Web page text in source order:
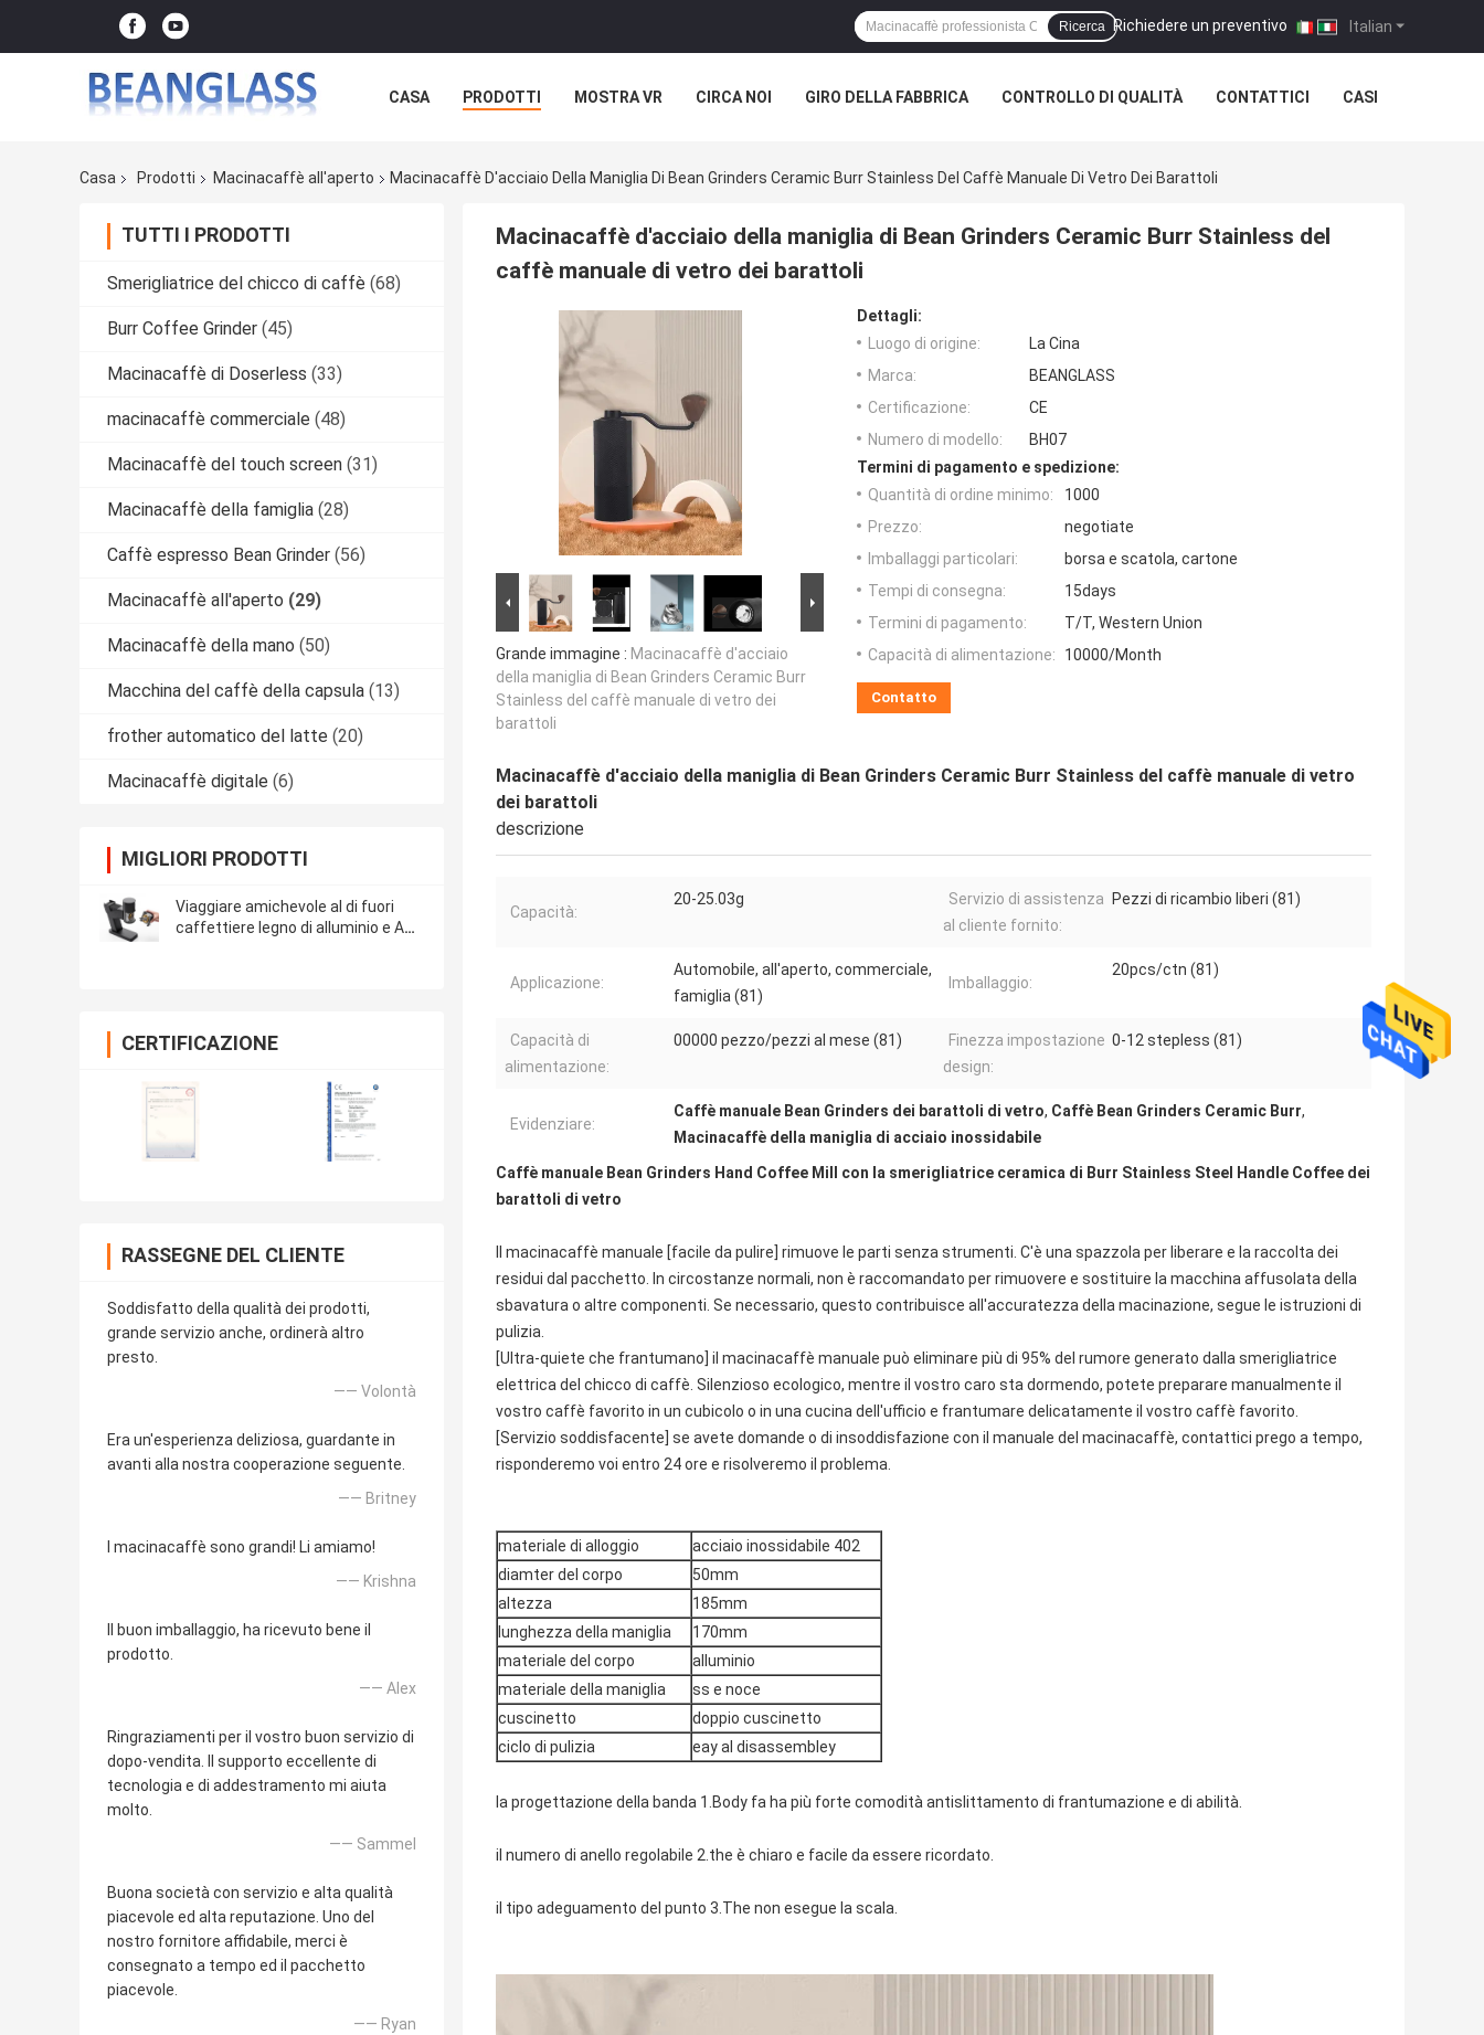
Italian
Richiedere un preventivo |
Ricerca
CASA PRODOTTI MOSTRA VR CIRCA NOI GIRO DELLA FABBRICA CONTROLLO DI QUALITÀ CONTATTICI CASI
Casa Prodotti Macinacaffè all'aperto Macinacaffè D'acciaio Della Maniglia Di Bean Grinders Ceramic Burr Stainless Del Caffè Manuale Di Vetro Dei Barattoli
TUTTI I PRODOTTI
Smerigliatrice del chicco di caffè (68)
Burr Coffee Grinder (45)
Macinacaffè di Doserless (33)
macinacaffè commerciale (48)
Macinacaffè del touch screen (31)
Macinacaffè della famiglia (28)
Caffè espresso Bean Grinder (56)
Macinacaffè all'aperto (29)
Macinacaffè della mano (50)
Macchina del caffè della capsula (13)
frother automatico del latte (20)
Macinacaffè digitale (6)
MIGLIORI PRODOTTI
Viaggiare amichevole al di fuori
caffettiere legno di alluminio e ABS
CERTIFICAZIONE
RASSEGNE DEL CLIENTE
Soddisfatto della qualità dei prodotti,
grande servizio anche, ordinerà altro
presto.
—— Volontà
Era un'esperienza deliziosa, guardante in
avanti alla nostra cooperazione seguente.
—— Britney
I macinacaffè sono grandi! Li amiamo!
—— Krishna
Il buon imballaggio, ha ricevuto bene il
prodotto.
—— Alex
Ringraziamenti per il vostro buon servizio di
dopo-vendita. Il supporto eccellente di
tecnologia e di addestramento mi aiuta
molto.
—— Sammel
Buona società con servizio e alta qualità
piacevole ed alta reputazione. Uno del
nostro fornitore affidabile, merci è
consegnato a tempo ed il pacchetto
piacevole.
—— Ryan
Macinacaffè d'acciaio della maniglia di Bean Grinders Ceramic Burr Stainless del
caffè manuale di vetro dei barattoli
Grande immagine : Macinacaffè d'acciaio
della maniglia di Bean Grinders Ceramic Burr
Stainless del caffè manuale di vetro dei
barattoli
Dettagli:
Luogo di origine:
La Cina
Marca:
BEANGLASS
Certificazione:
CE
Numero di modello:
BH07
Termini di pagamento e spedizione:
Quantità di ordine minimo:
1000
Prezzo:
negotiate
Imballaggi particolari:
borsa e scatola, cartone
Tempi di consegna:
15days
Termini di pagamento:
T/T, Western Union
Capacità di alimentazione:
10000/Month
Contatto
Macinacaffè d'acciaio della maniglia di Bean Grinders Ceramic Burr Stainless del caffè manuale di vetro
dei barattoli
descrizione
Capacità:
20-25.03g
Servizio di assistenza
al cliente fornito:
Pezzi di ricambio liberi (81)
Applicazione:
Automobile, all'aperto, commerciale,
famiglia (81)
Imballaggio:
20pcs/ctn (81)
Capacità di
alimentazione:
00000 pezzo/pezzi al mese (81)
Finezza impostazione
design:
0-12 stepless (81)
Evidenziare:
Caffè manuale Bean Grinders dei barattoli di vetro, Caffè Bean Grinders Ceramic Burr,
Macinacaffè della maniglia di acciaio inossidabile
Caffè manuale Bean Grinders Hand Coffee Mill con la smerigliatrice ceramica di Burr Stainless Steel Handle Coffee dei
barattoli di vetro
Il macinacaffè manuale [facile da pulire] rimuove le parti senza strumenti. C'è una spazzola per liberare e la raccolta dei
residui dal pacchetto. In circostanze normali, non è raccomandato per rimuovere e sostituire la macchina affusolata della
sbavatura o altre componenti. Se necessario, questo contribuisce all'accuratezza della macinazione, segue le istruzioni di
pulizia.
[Ultra-quiete che frantumano] il macinacaffè manuale può eliminare più di 95% del rumore generato dalla smerigliatrice
elettrica del chicco di caffè. Silenzioso ecologico, mentre il vostro caro sta dormendo, potete preparare manualmente il
vostro caffè favorito in un cubicolo o in una cucina dell'ufficio e frantumare delicatamente il vostro caffè favorito.
[Servizio soddisfacente] se avete domande o di insoddisfazione con il manuale del macinacaffè, contattici prego a tempo,
risponderemo voi entro 24 ore e risolveremo il problema.
materiale di alloggio
acciaio inossidabile 402
diamter del corpo
50mm
altezza
185mm
lunghezza della maniglia
170mm
materiale del corpo
alluminio
materiale della maniglia
ss e noce
cuscinetto
doppio cuscinetto
ciclo di pulizia
eay al disassembley
la progettazione della banda 1.Body fa ha più forte comodità antislittamento di frantumazione e di abilità.
il numero di anello regolabile 2.the è chiaro e facile da essere ricordato.
il tipo adeguamento del punto 3.The non esegue la scala.